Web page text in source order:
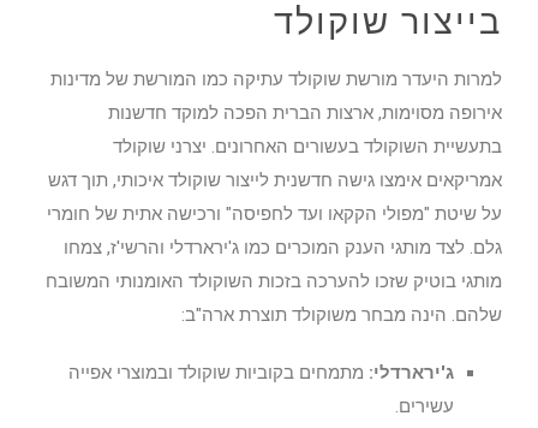
בייצור שוקולד
למרות היעדר מורשת שוקולד עתיקה כמו המורשת של מדינות
אירופה מסוימות, ארצות הברית הפכה למוקד חדשנות
בתעשיית השוקולד בעשורים האחרונים. יצרני שוקולד
אמריקאים אימצו גישה חדשנית לייצור שוקולד איכותי, תוך דגש
על שיטת "מפולי הקקאו ועד לחפיסה" ורכישה אתית של חומרי
גלם. לצד מותגי הענק המוכרים כמו ג'ירארדלי והרשי'ז, צמחו
מותגי בוטיק שזכו להערכה בזכות השוקולד האומנותי המשובח
שלהם. הינה מבחר משוקולד תוצרת ארה"ב:
ג'ירארדלי:מתמחים בקוביות שוקולד ובמוצרי אפייה
עשירים.